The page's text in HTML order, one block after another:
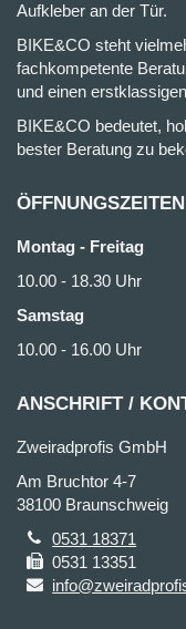
Aufkleber an der Tür.
BIKE&CO steht
fachkompetente
und einen
BIKE&CO bedeutet,
bester Beratung zu
Montag - Freitag
10.00 - 18.30 Uhr
Samstag
10.00 - 16.00 Uhr
ANSCHRIFT /
Zweiradprofis GmbH
Am Bruchtor 4-7
38100 Braunschweig
0531 18371
0531 13351